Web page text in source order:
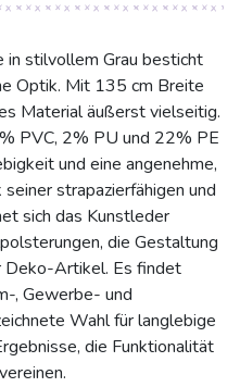
in stilvollem Grau besticht
Optik. Mit 135 cm Breite
Material äußerst vielseitig.
PVC, 2% PU und 22% PE
und eine angenehme,
strapazierfähigen und
sich das Kunstleder
die Gestaltung
Deko-Artikel. Es findet
, Gewerbe- und
Wahl für langlebige
die Funktionalität